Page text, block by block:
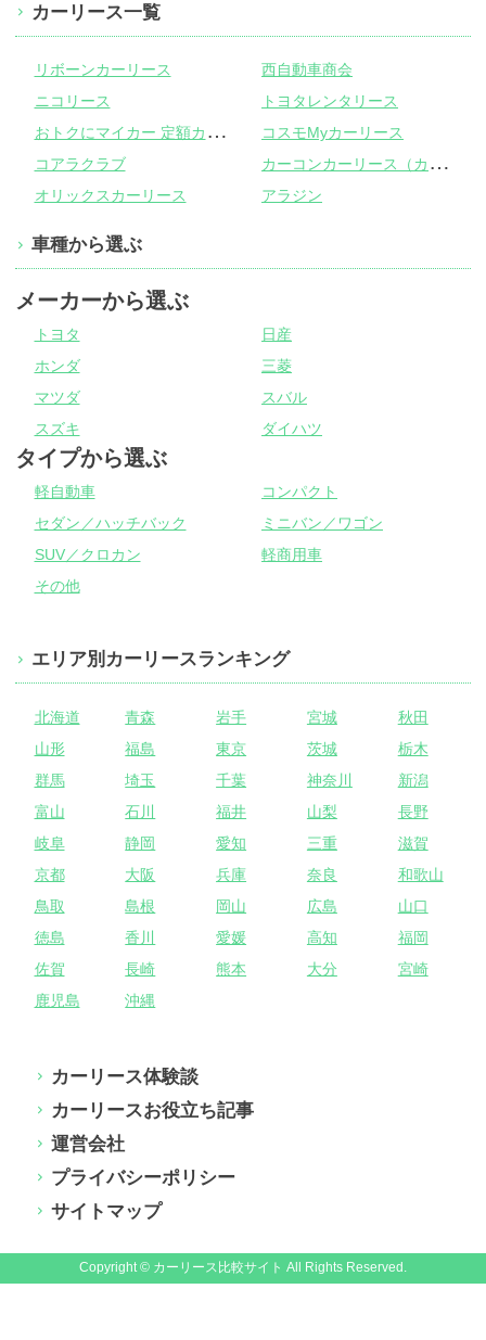
カーリース一覧
リボーンカーリース
西自動車商会
ニコリース
トヨタレンタリース
お
トクにマイカー 定額カルモくん
コスモMyカーリース
コアラクラブ
カ
ーコンカーリース（カーコンビニ倶楽部）
オリックスカーリース アラジン
車種から選ぶ
メーカーから選ぶ
トヨタ
日産
ホンダ
三菱
マツダ
スバル
スズキ
ダイハツ
タイプから選ぶ
軽自動車
コンパクト
セダン／ハッチバック
ミニバン／ワゴン
SUV／クロカン
軽商用車
その他
エリア別カーリースランキング
北海道 青森 岩手 宮城
秋田
山形
福島 東京 茨城
栃木
群馬
埼玉 千葉 神奈川
新潟
富山
石川 福井 山梨
長野
岐阜
静岡 愛知 三重
滋賀
京都
大阪 兵庫 奈良
和歌山
鳥取
島根 岡山 広島
山口
徳島
香川 愛媛 高知
福岡
佐賀
長崎 熊本 大分
宮崎
鹿児島
沖縄
カーリース体験談
カーリースお役立ち記事
運営会社
プライバシーポリシー
サイトマップ
Copyright © カーリース比較サイト All Rights Reserved.